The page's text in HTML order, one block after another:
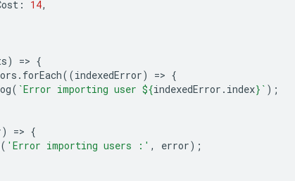
: 14,
) => {
. forEach((indexedError) => {
( `Error importing user ${indexedError . index} ` );
) => {
( 'Error importing users :' , error);